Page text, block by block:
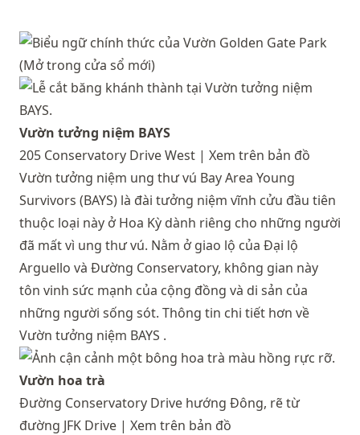
Vườn tưởng niệm BAYS
205 Conservatory Drive West | Xem trên bản đồ
Vườn tưởng niệm ung thư vú Bay Area Young
Survivors (BAYS) là đài tưởng niệm vĩnh cửu đầu tiên
thuộc loại này ở Hoa Kỳ dành riêng cho những người
đã mất vì ung thư vú. Nằm ở giao lộ của Đại lộ
Arguello và Đường Conservatory, không gian này
tôn vinh sức mạnh của cộng đồng và di sản của
những người sống sót. Thông tin chi tiết hơn về
Vườn tưởng niệm BAYS .
Vườn hoa trà
Đường Conservatory Drive hướng Đông, rẽ từ
đường JFK Drive | Xem trên bản đồ